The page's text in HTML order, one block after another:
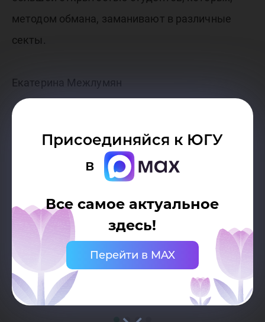
Присоединяйся к ЮГУ
в
Все самое актуальное
здесь!
Перейти в MAX
методом обмана, заманивают в различные
секты.
Екатерина Межлумян